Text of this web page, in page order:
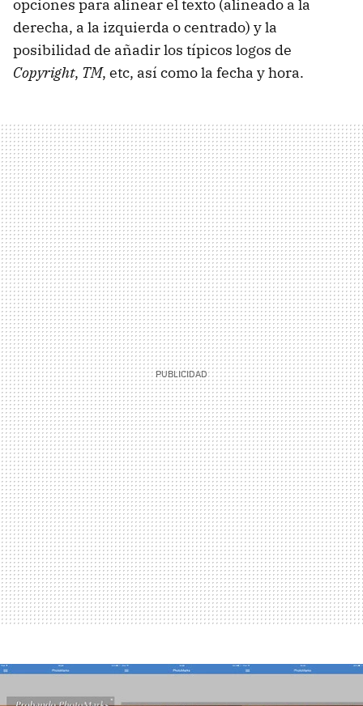
opciones para alinear el texto (alineado a la
derecha, a la izquierda o centrado) y la
posibilidad de añadir los típicos logos de
Copyright, TM, etc, así como la fecha y hora.